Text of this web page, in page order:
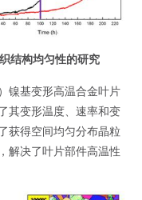
结构均匀性的研究
镍基变形高温合金叶片
其变形温度、速率和变
获得空间均匀分布晶粒
解决了叶片部件高温性